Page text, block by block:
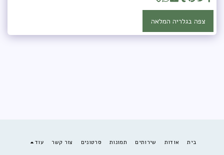
צפה בגלריה המלאה
בית אודות שירותים תמונות סרטונים צור קשר עוד